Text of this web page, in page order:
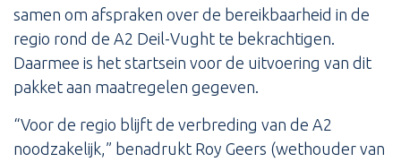
samen om afspraken over de bereikbaarheid in de
regio rond de A2 Deil-Vught te bekrachtigen.
Daarmee is het startsein voor de uitvoering van dit
pakket aan maatregelen gegeven.
“Voor de regio blijft de verbreding van de A2
noodzakelijk,” benadrukt Roy Geers (wethouder van